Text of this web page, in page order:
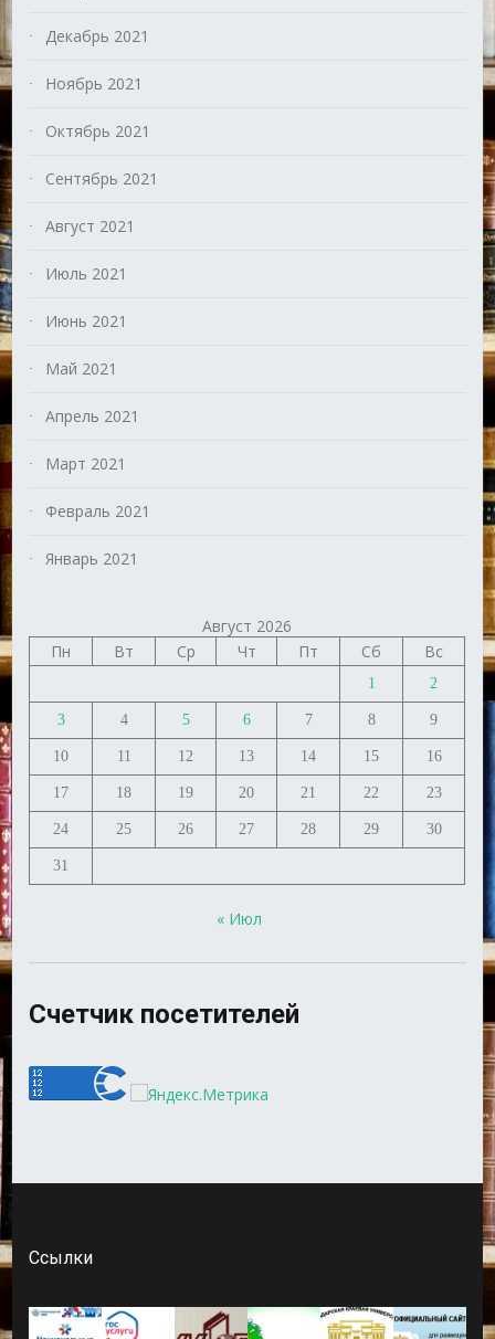
Декабрь 2021
Ноябрь 2021
Октябрь 2021
Сентябрь 2021
Август 2021
Июль 2021
Июнь 2021
Май 2021
Апрель 2021
Март 2021
Февраль 2021
Январь 2021
Август 2026
Пн
Вт Ср Чт Пт Сб Вс
1 2
3 4 5 6 7 8 9
10 11 12 13 14 15 16
17 18 19 20 21 22 23
24 25 26 27 28 29 30
31
« Июл
Счетчик посетителей
Ссылки